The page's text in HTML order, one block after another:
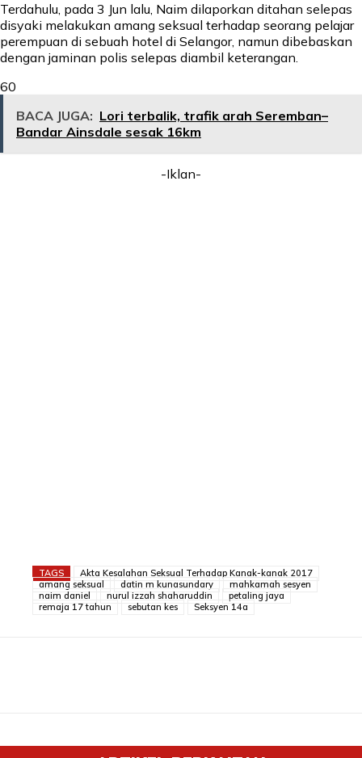
Terdahulu, pada 3 Jun lalu, Naim dilaporkan ditahan selepas
disyaki melakukan amang seksual terhadap seorang pelajar
perempuan di sebuah hotel di Selangor, namun dibebaskan
dengan jaminan polis selepas diambil keterangan.
60
BACA JUGA: Lori terbalik, trafik arah Seremban–
Bandar Ainsdale sesak 16km
-Iklan-
TAGS
Akta Kesalahan Seksual Terhadap Kanak-kanak 2017
amang seksual
datin m kunasundary
mahkamah sesyen
naim daniel
nurul izzah shaharuddin
petaling jaya
remaja 17 tahun
sebutan kes Seksyen 14a